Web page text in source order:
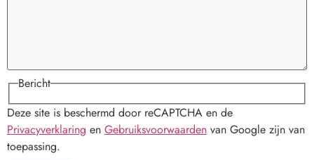
Bericht
Deze site is beschermd door reCAPTCHA en de
Privacyverklaring en Gebruiksvoorwaarden van Google zijn van
toepassing.